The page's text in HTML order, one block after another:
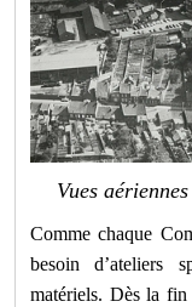
Vues
Comme chaque
besoin d’ateliers
matériels. Dès la